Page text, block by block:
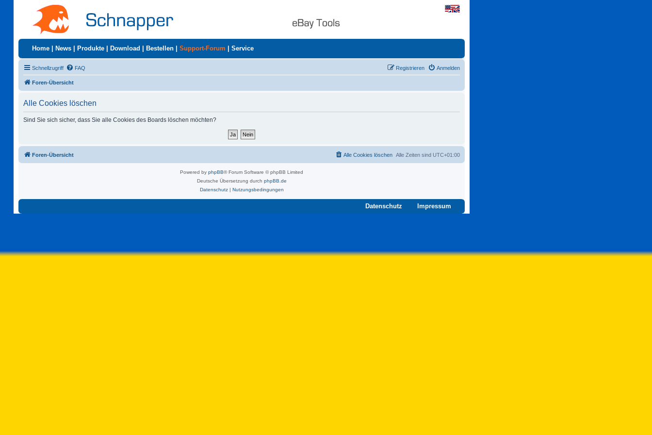
Home News Produkte Download Bestellen Support-Forum Service
Schnellzugriff FAQ Anmelden
Registrieren
Foren-Übersicht
Alle Cookies löschen
Sind Sie sich sicher, dass Sie alle Cookies des Boards löschen möchten?
Foren-Übersicht Alle Zeiten sind UTC+01:00
Alle Cookies löschen
Powered by phpBB® Forum Software © phpBB Limited
Deutsche Übersetzung durch phpBB.de
Datenschutz| Nutzungsbedingungen
Datenschutz Impressum